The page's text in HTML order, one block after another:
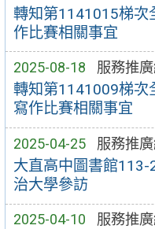
轉知第1141015梯次
作比賽相關事宜
2025-08-18 服務推廣
轉知第1141009梯次
寫作比賽相關事宜
2025-04-25 服務推廣
大直高中圖書館
治大學參訪
2025-04-10 服務推廣